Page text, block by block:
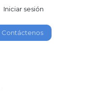
Iniciar sesión
Contáctenos